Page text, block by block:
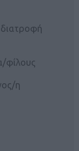
φίλους
η